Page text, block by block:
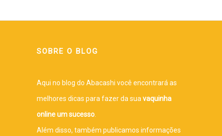
SOBRE O BLOG
Aqui no blog do Abacashi você encontrará as
melhores dicas para fazer da sua vaquinha
online um sucesso
Além disso, também publicamos informações